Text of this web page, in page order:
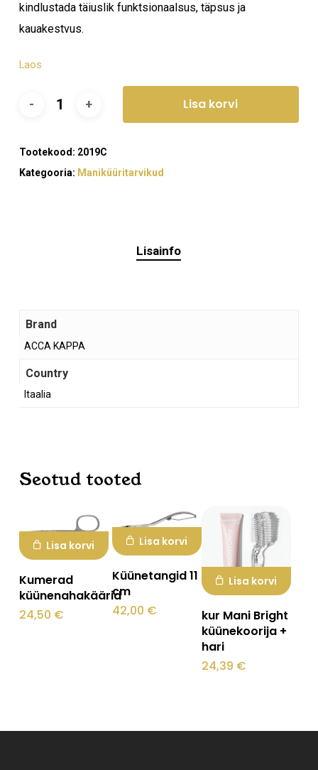
Ostukorvis ei ole tooteid.
kindlustada täiuslik funktsionaalsus, täpsus ja
kauakestvus.
Laos
Lisa korvi
Tootekood: 2019C
Kategooria: Maniküüritarvikud
Lisainfo
Brand
ACCA KAPPA
Country
Itaalia
Seotud tooted
Lisa korvi
Kumerad
küünenahakäärid
24,50 €
Lisa korvi
Küünetangid 11
cm
42,00 €
Lisa korvi
kur Mani Bright
küünekoorija +
hari
24,39 €